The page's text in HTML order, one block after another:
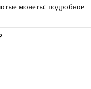
монеты: подробное